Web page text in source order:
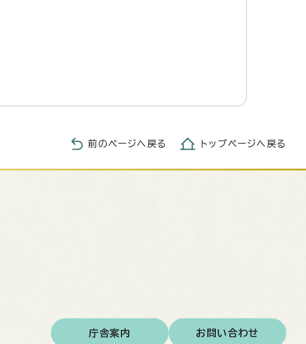
前のページへ戻る トップページへ戻る
庁舎案内 お問い合わせ